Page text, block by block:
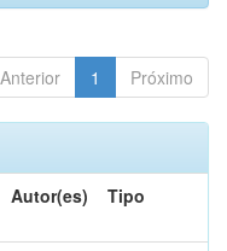
Anterior 1 Próximo
Autor(es) Tipo